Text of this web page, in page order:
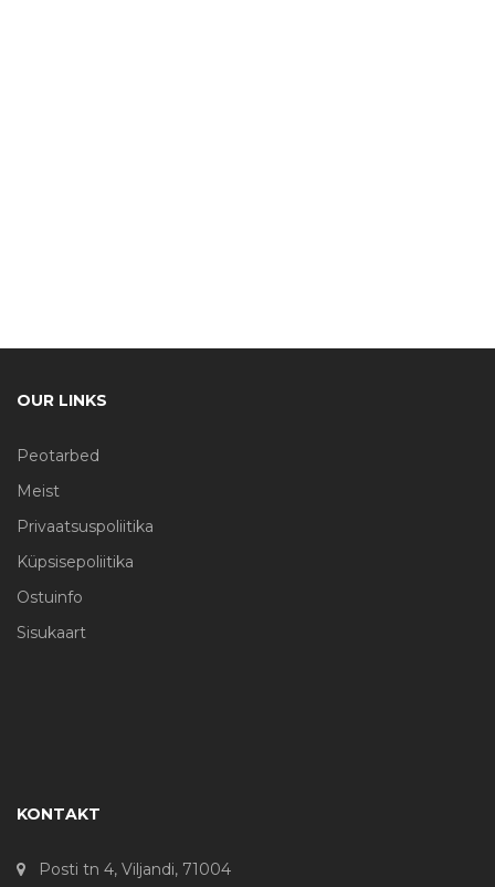
OUR LINKS
Peotarbed
Meist
Privaatsuspoliitika
Küpsisepoliitika
Ostuinfo
Sisukaart
KONTAKT
Posti tn 4, Viljandi, 71004